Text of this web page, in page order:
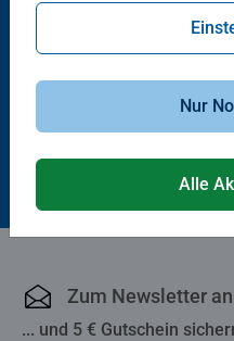
Spieler-Starterdeck - Unbekannte
Wildnis (Deutsch)
Starter Decks
Zum Newsletter
... und 5 € Gutschein
Nur
Alle